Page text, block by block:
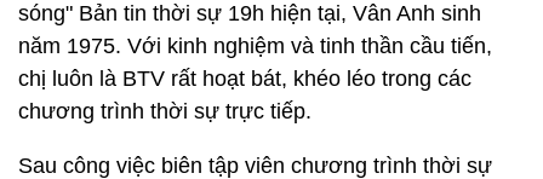
sóng" Bản tin thời sự 19h hiện tại, Vân Anh sinh
năm 1975. Với kinh nghiệm và tinh thần cầu tiến,
chị luôn là BTV rất hoạt bát, khéo léo trong các
chương trình thời sự trực tiếp.
Sau công việc biên tập viên chương trình thời sự